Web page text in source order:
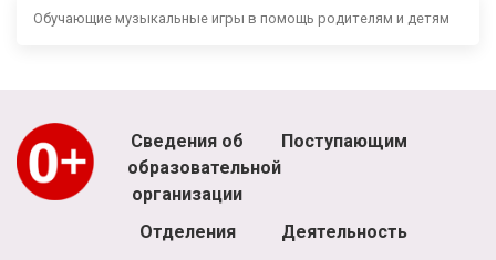
Обучающие музыкальные игры в помощь родителям и детям
Сведения об
образовательной
организации
Поступающим
Отделения Деятельность